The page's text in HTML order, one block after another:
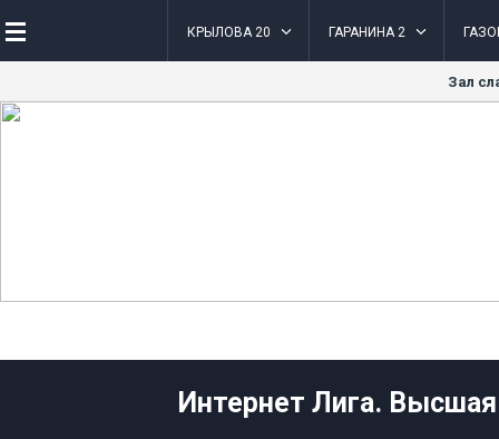
КРЫЛОВА 20 ГАРАНИНА 2
Зал
Интернет Лига. Высшая